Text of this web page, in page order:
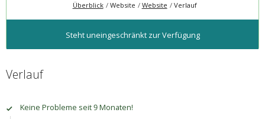
Überblick Website Website Verlauf
Steht uneingeschränkt zur Verfügung
Verlauf
Keine Probleme seit 9 Monaten!